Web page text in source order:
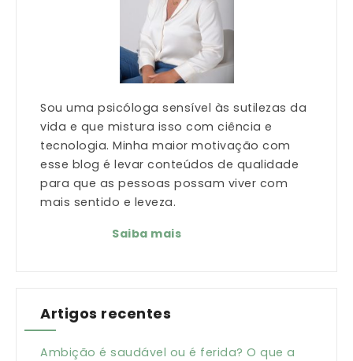
Sou uma psicóloga sensível às sutilezas da
vida e que mistura isso com ciência e
tecnologia. Minha maior motivação com
esse blog é levar conteúdos de qualidade
para que as pessoas possam viver com
mais sentido e leveza.
Saiba mais
Artigos recentes
Ambição é saudável ou é ferida? O que a